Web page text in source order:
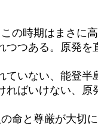
時期はまさに高
つある。原発を
いない、能登半
ばいけない、原
と尊厳が大切に